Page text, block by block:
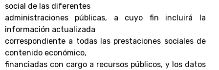
social de las diferentes
administraciones públicas, a cuyo fin incluirá la
información actualizada
correspondiente a todas las prestaciones sociales de
contenido económico,
financiadas con cargo a recursos públicos, y los datos